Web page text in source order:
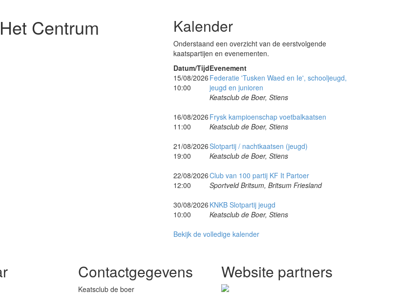
Centrum Kalender
Onderstaand een overzicht van de eerstvolgende
kaatspartijen en evenementen.
Datum/TijdEvenement
15/08/2026
10:00
Federatie 'Tusken Waed en Ie', schooljeugd,
jeugd en junioren
Keatsclub de Boer, Stiens
16/08/2026
11:00
Frysk kampioenschap voetbalkaatsen
Keatsclub de Boer, Stiens
21/08/2026
19:00
Slotpartij / nachtkaatsen (jeugd)
Keatsclub de Boer, Stiens
22/08/2026
12:00
Club van 100 partij KF It Partoer
Sportveld Britsum, Britsum Friesland
30/08/2026
10:00
KNKB Slotpartij jeugd
Keatsclub de Boer, Stiens
Bekijk de volledige kalender
Contactgegevens
Keatsclub de boer
Website partners